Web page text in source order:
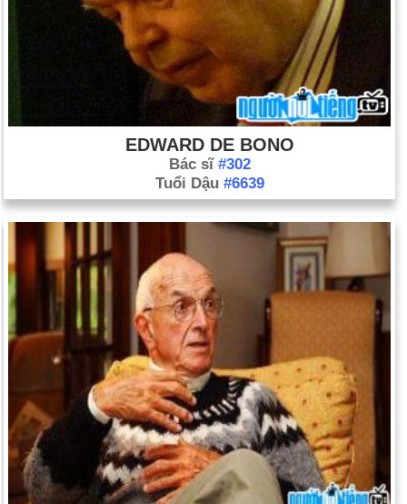
EDWARD DE BONO
Bác sĩ #302
Tuổi Dậu #6639